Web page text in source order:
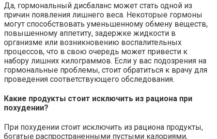
Да, гормональный дисбаланс может стать одной из
причин появления лишнего веса. Некоторые гормоны
могут способствовать уменьшенному обмену веществ,
повышенному аппетиту, задержке жидкости в
организме или возникновению воспалительных
процессов, что в свою очередь может привести к
набору лишних килограммов. Если у вас подозрения на
гормональные проблемы, стоит обратиться к врачу для
проведения соответствующего обследования.
Какие продукты стоит исключить из рациона при
похудении?
При похудении стоит исключить из рациона продукты,
богатые распространенными пустыми калориями,